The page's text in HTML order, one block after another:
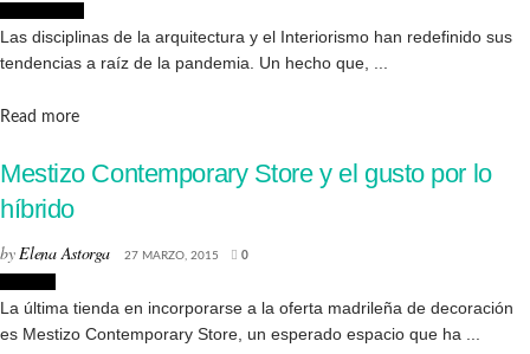
Las disciplinas de la arquitectura y el Interiorismo han redefinido sus
tendencias a raíz de la pandemia. Un hecho que, ...
Read moreDetails
Mestizo Contemporary Store y el gusto por lo
híbrido
byElena Astorga 27 MARZO, 2015 0
La última tienda en incorporarse a la oferta madrileña de decoración
es Mestizo Contemporary Store, un esperado espacio que ha ...